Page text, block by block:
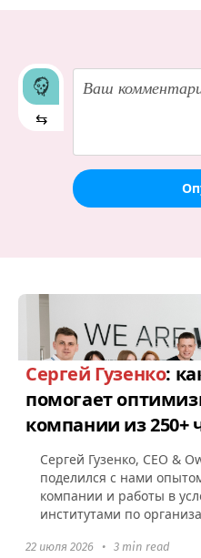
⇆
Сергей Гузенко:
помогает
компании из 250+
Сергей Гузенко, СEO &
поделился с нами
компании и работы в
институтами по
22 июля 2026 • 3 min read